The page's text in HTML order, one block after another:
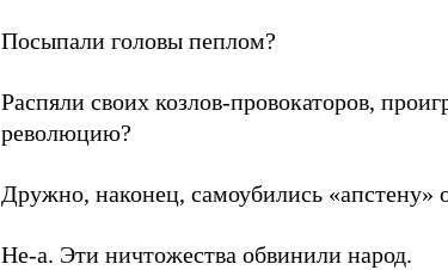
Посыпали головы пеплом?
Распяли своих козлов-провокаторов,
революцию?
Дружно, наконец, самоубились «апстену»
Не-а. Эти ничтожества обвинили народ.